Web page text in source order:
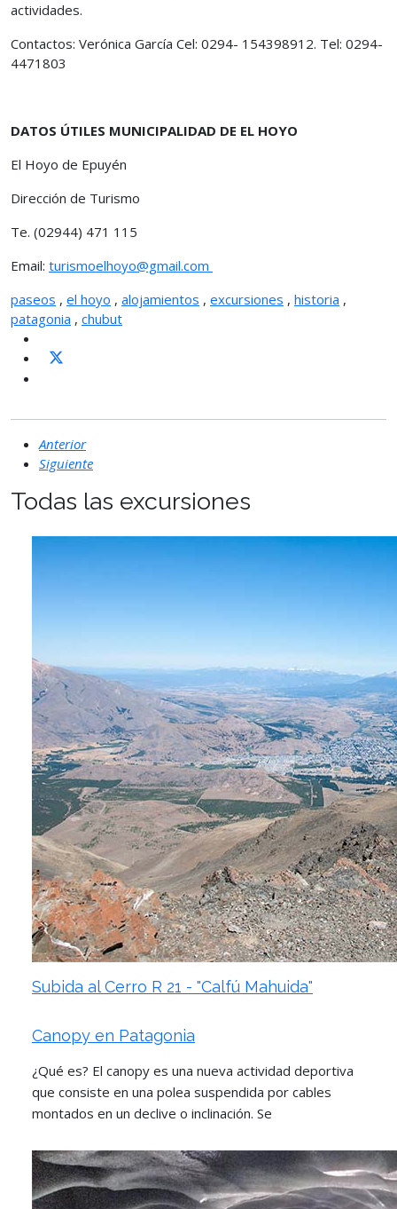
actividades.
Contactos: Verónica García Cel: 0294- 154398912. Tel: 0294-
4471803
DATOS ÚTILES MUNICIPALIDAD DE EL HOYO
El Hoyo de Epuyén
Dirección de Turismo
Te. (02944) 471 115
Email: turismoelhoyo@gmail.com
paseos , el hoyo , alojamientos , excursiones , historia ,
patagonia , chubut
Anterior
Siguiente
Todas las excursiones
Subida al Cerro R 21 - "Calfú Mahuida"
Canopy en Patagonia
¿Qué es? El canopy es una nueva actividad deportiva
que consiste en una polea suspendida por cables
montados en un declive o inclinación. Se